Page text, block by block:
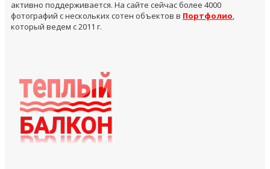
активно поддерживается. На сайте сейчас более 4000
фотографий с нескольких сотен объектов в Портфолио,
который ведем с 2011 г.